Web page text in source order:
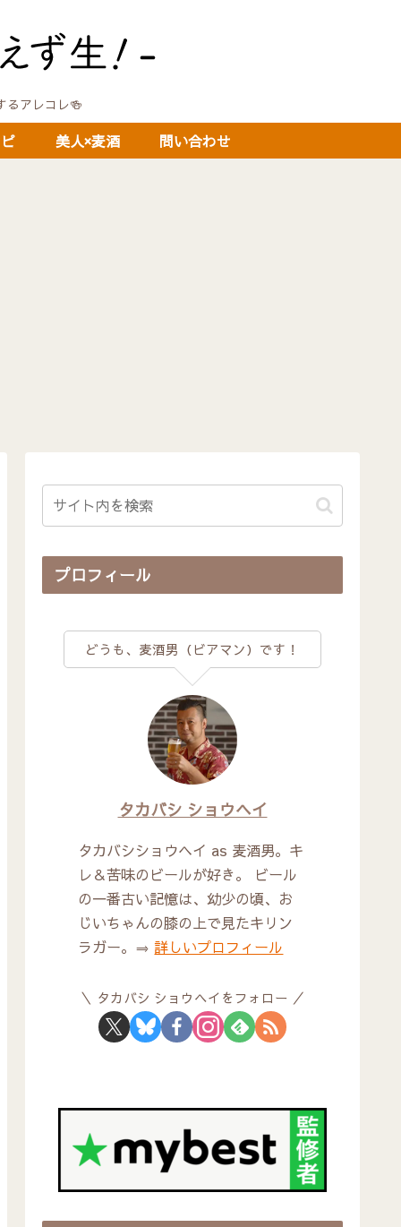
アレコレ🍻
美人×麦酒 問い合わせ
プロフィール
どうも、麦酒男（ビアマン）です！
タカバシ ショウヘイ
タカバシショウヘイ as 麦酒男。キ
レ＆苦味のビールが好き。 ビール
の一番古い記憶は、幼少の頃、お
じいちゃんの膝の上で見たキリン
ラガー。⇒詳しいプロフィール
タカバシ ショウヘイをフォロー